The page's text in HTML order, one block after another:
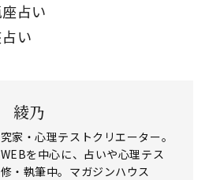
占い
い
綾乃
家・心理テストクリエーター。
を中心に、占いや心理テス
・執筆中。マガジンハウス